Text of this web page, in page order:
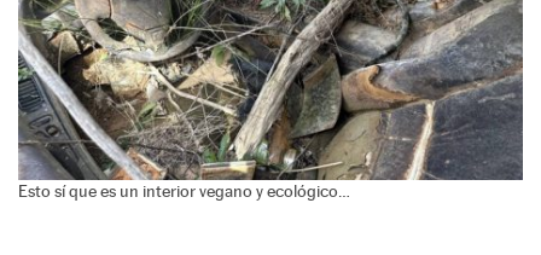
Esto sí que es un interior vegano y ecológico…